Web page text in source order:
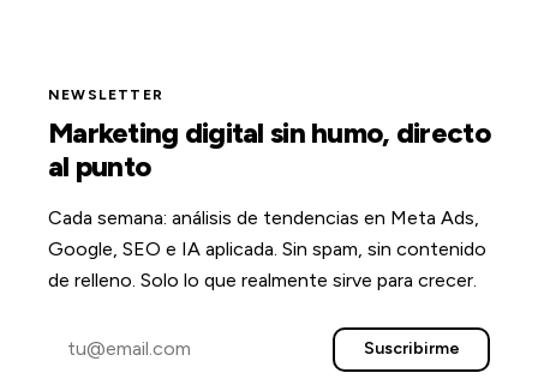
NEWSLETTER
Marketing digital sin humo, directo
al punto
Cada semana: análisis de tendencias en Meta Ads,
Google, SEO e IA aplicada. Sin spam, sin contenido
de relleno. Solo lo que realmente sirve para crecer.
Suscribirme